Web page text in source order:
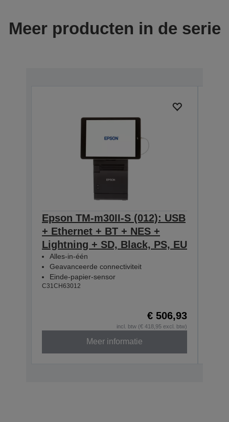
Meer producten in de serie
Epson TM-m30II-S (012): USB
+ Ethernet + BT + NES +
Lightning + SD, Black, PS, EU
Alles-in-één
Geavanceerde connectiviteit
Einde-papier-sensor
C31CH63012
€ 506,93
incl. btw (€ 418,95 excl. btw)
Meer informatie